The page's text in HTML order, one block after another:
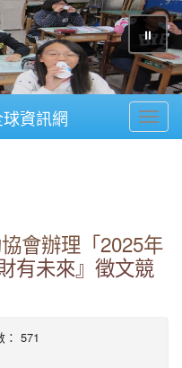
⏸
資訊網
會辦理「2025年
有未來』徵文競
： 571